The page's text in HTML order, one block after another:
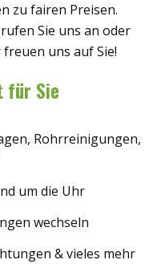
zu fairen Preisen.
Sie uns an oder
uns auf Sie!
für Sie
Rohrreinigungen,
um die Uhr
wechseln
& vieles mehr